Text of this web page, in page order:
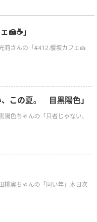
🍰☕️」
莉さんの「#412.櫻坂カフェ🍰
この夏。 目黒陽色」
色ちゃんの「只者じゃない、
桃実ちゃんの「同い年」本日次